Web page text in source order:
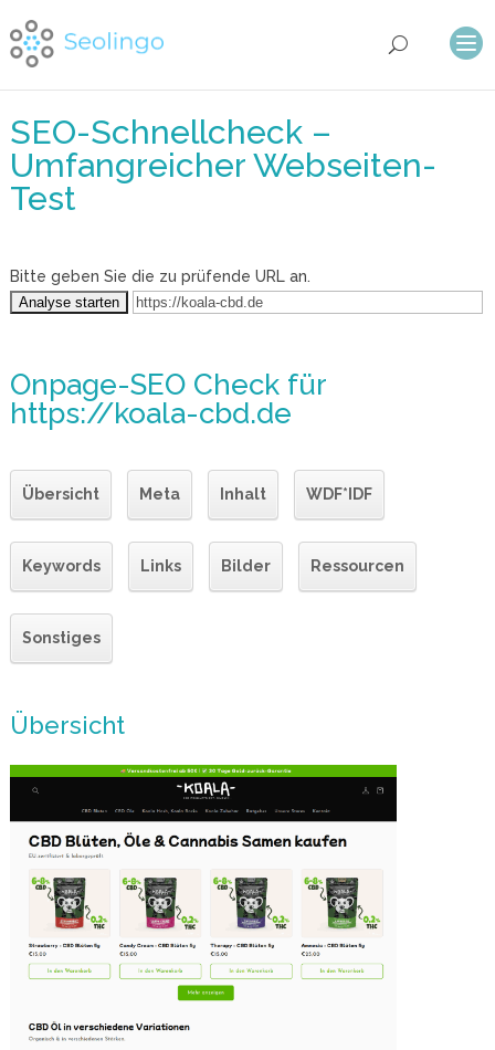
SEO-Schnellcheck –
Umfangreicher Webseiten-
Test
Bitte geben Sie die zu prüfende URL an.
Onpage-SEO Checkfür
https://koala-cbd.de
Übersicht Meta Inhalt WDF*IDF
Keywords Links Bilder Ressourcen
Sonstiges
Übersicht